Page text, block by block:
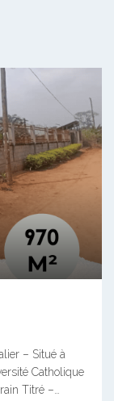
– Situé à
Catholique
Titré –…